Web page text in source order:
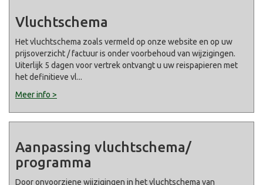
Vluchtschema
Het vluchtschema zoals vermeld op onze website en op uw
prijsoverzicht / factuur is onder voorbehoud van wijzigingen.
Uiterlijk 5 dagen voor vertrek ontvangt u uw reispapieren met
het definitieve vl...
Meer info >
Aanpassing vluchtschema/
programma
Door onvoorziene wijzigingen in het vluchtschema van